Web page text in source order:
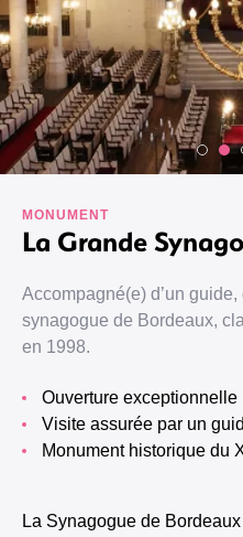
MONUMENT
La Grande
Accompagné(e) d’un
synagogue de Bordeaux,
en 1998.
Ouverture exceptionnelle
Visite assurée par un
Monument historique du
La Synagogue de